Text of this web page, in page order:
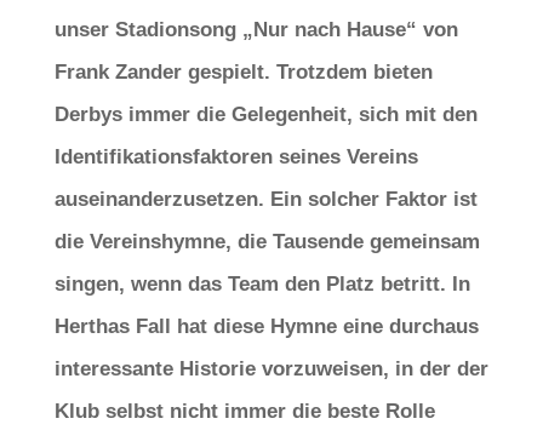
unser Stadionsong „Nur nach Hause“ von
Frank Zander gespielt. Trotzdem bieten
Derbys immer die Gelegenheit, sich mit den
Identifikationsfaktoren seines Vereins
auseinanderzusetzen. Ein solcher Faktor ist
die Vereinshymne, die Tausende gemeinsam
singen, wenn das Team den Platz betritt. In
Herthas Fall hat diese Hymne eine durchaus
interessante Historie vorzuweisen, in der der
Klub selbst nicht immer die beste Rolle